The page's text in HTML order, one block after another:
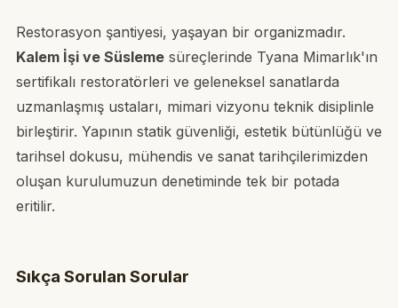
Restorasyon şantiyesi, yaşayan bir organizmadır.
Kalem İşi ve Süslemesüreçlerinde Tyana Mimarlık'ın
sertifikalı restoratörleri ve geleneksel sanatlarda
uzmanlaşmış ustaları, mimari vizyonu teknik disiplinle
birleştirir. Yapının statik güvenliği, estetik bütünlüğü ve
tarihsel dokusu, mühendis ve sanat tarihçilerimizden
oluşan kurulumuzun denetiminde tek bir potada
eritilir.
Sıkça Sorulan Sorular